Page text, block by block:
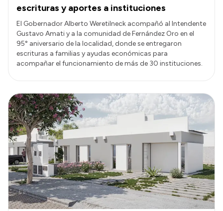
escrituras y aportes a instituciones
El Gobernador Alberto Weretilneck acompañó al Intendente
Gustavo Amati y a la comunidad de Fernández Oro en el
95° aniversario de la localidad, donde se entregaron
escrituras a familias y ayudas económicas para
acompañar el funcionamiento de más de 30 instituciones.